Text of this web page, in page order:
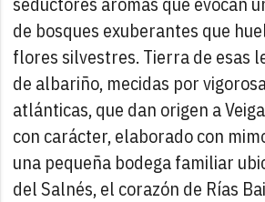
de bosques exuberantes que
flores silvestres. Tierra de esas
de albariño, mecidas por
atlánticas, que dan origen a
con carácter, elaborado con
una pequeña bodega familiar
del Salnés, el corazón de Rías